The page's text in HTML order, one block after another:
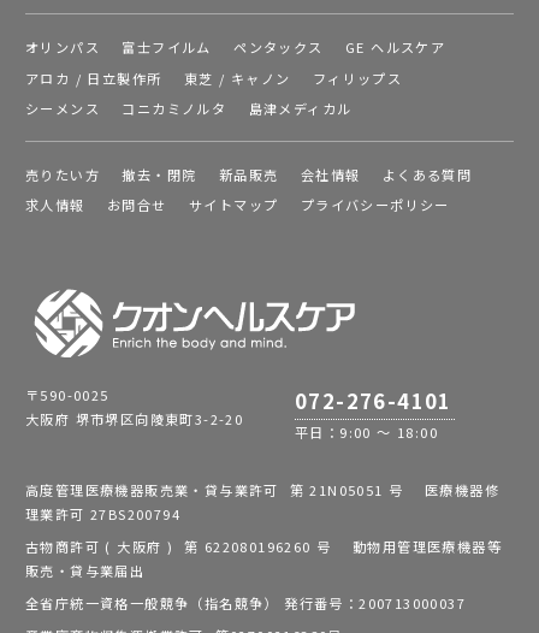
オリンパス 富士フイルム ペンタックス
GE ヘルスケア
アロカ / 日立製作所
東芝 / キャノン
フィリップス
シーメンス
コニカミノルタ 島津メディカル
売りたい方 撤去・閉院 新品販売 会社情報
よくある質問
求人情報
お問合せ サイトマップ プライバシーポリシー
〒590-0025
大阪府 堺市堺区向陵東町3-2-20
072-276-4101
平日：9:00 ～ 18:00
高度管理医療機器販売業・貸与業許可 第 21N05051 号 医療機器修
理業許可 27BS200794
古物商許可 ( 大阪府 ) 第 622080196260 号 動物用管理医療機器等
販売・貸与業届出
全省庁統一資格一般競争（指名競争） 発行番号：200713000037